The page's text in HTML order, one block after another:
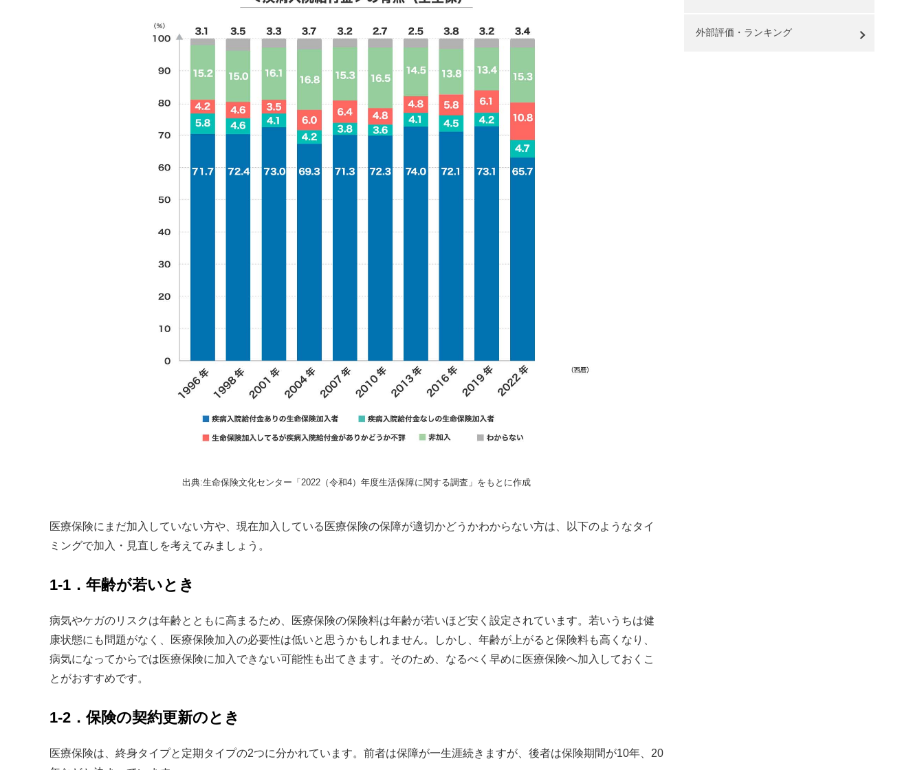
出典:生命保険文化センター「2022（令和4）年度生活保障に関する調査」をもとに作成
医療保険にまだ加入していない方や、現在加入している医療保険の保障が適切かどうかわからない方は、以下のようなタイ
ミングで加入・見直しを考えてみましょう。
1-1．年齢が若いとき
病気やケガのリスクは年齢とともに高まるため、医療保険の保険料は年齢が若いほど安く設定されています。若いうちは健
康状態にも問題がなく、医療保険加入の必要性は低いと思うかもしれません。しかし、年齢が上がると保険料も高くなり、
病気になってからでは医療保険に加入できない可能性も出てきます。そのため、なるべく早めに医療保険へ加入しておくこ
とがおすすめです。
1-2．保険の契約更新のとき
医療保険は、終身タイプと定期タイプの2つに分かれています。前者は保障が一生涯続きますが、後者は保険期間が10年、20
外部評価・ランキング